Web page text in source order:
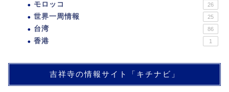
モロッコ 26
世界一周情報 25
台湾 86
香港 1
吉祥寺の情報サイト「キチナビ」